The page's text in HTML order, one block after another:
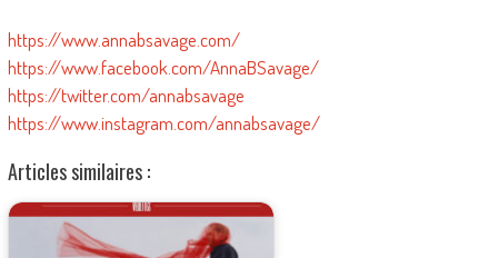
https://www.annabsavage.com/
https://www.facebook.com/AnnaBSavage/
https://twitter.com/annabsavage
https://www.instagram.com/annabsavage/
Articles similaires :